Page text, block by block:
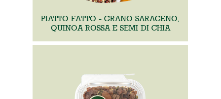
PIATTO FATTO - GRANO SARACENO,
QUINOA ROSSA E SEMI DI CHIA